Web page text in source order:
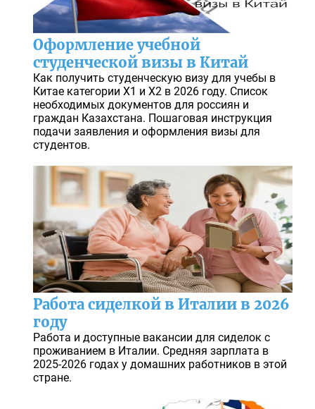
Оформление учебной
студенческой визы в Китай
Как получить студенческую визу для учебы в
Китае категории X1 и X2 в 2026 году. Список
необходимых документов для россиян и
граждан Казахстана. Пошаговая инструкция
подачи заявления и оформления визы для
студентов.
Работа сиделкой в Италии в 2026
году
Работа и доступные вакансии для сиделок с
проживанием в Италии. Средняя зарплата в
2025-2026 годах у домашних работников в этой
стране.